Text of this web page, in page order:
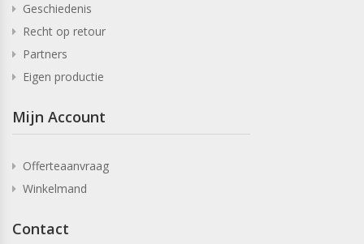
Geschiedenis
Recht op retour
Partners
Eigen productie
Mijn Account
Offerteaanvraag
Winkelmand
Contact